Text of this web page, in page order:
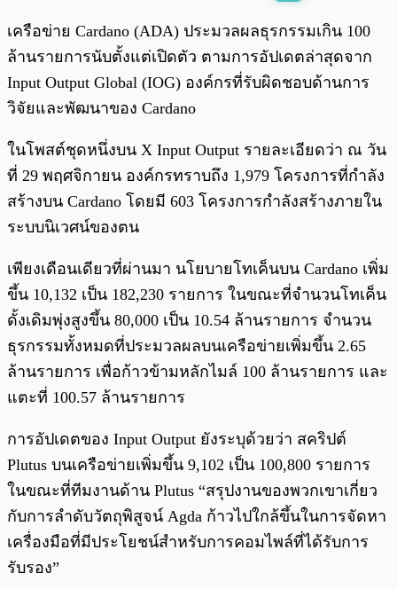
/
เครือข่าย Cardano (ADA) ประมวลผลธุรกรรมเกิน 100
ล้านรายการนับตั้งแต่เปิดตัว ตามการอัปเดตล่าสุดจาก
Input Output Global (IOG) องค์กรที่รับผิดชอบด้านการ
วิจัยและพัฒนาของ Cardano
ในโพสต์ชุดหนึ่งบน X Input Output รายละเอียดว่า ณ วัน
ที่ 29 พฤศจิกายน องค์กรทราบถึง 1,979 โครงการที่กำลัง
สร้างบน Cardano โดยมี 603 โครงการกำลังสร้างภายใน
ระบบนิเวศน์ของตน
เพียงเดือนเดียวที่ผ่านมา นโยบายโทเค็นบน Cardano เพิ่ม
ขึ้น 10,132 เป็น 182,230 รายการ ในขณะที่จำนวนโทเค็น
ดั้งเดิมพุ่งสูงขึ้น 80,000 เป็น 10.54 ล้านรายการ จำนวน
ธุรกรรมทั้งหมดที่ประมวลผลบนเครือข่ายเพิ่มขึ้น 2.65
ล้านรายการ เพื่อก้าวข้ามหลักไมล์ 100 ล้านรายการ และ
แตะที่ 100.57 ล้านรายการ
การอัปเดตของ Input Output ยังระบุด้วยว่า สคริปต์
Plutus บนเครือข่ายเพิ่มขึ้น 9,102 เป็น 100,800 รายการ
ในขณะที่ทีมงานด้าน Plutus “สรุปงานของพวกเขาเกี่ยว
กับการลำดับวัตถุพิสูจน์ Agda ก้าวไปใกล้ขึ้นในการจัดหา
เครื่องมือที่มีประโยชน์สำหรับการคอมไพล์ที่ได้รับการ
รับรอง”